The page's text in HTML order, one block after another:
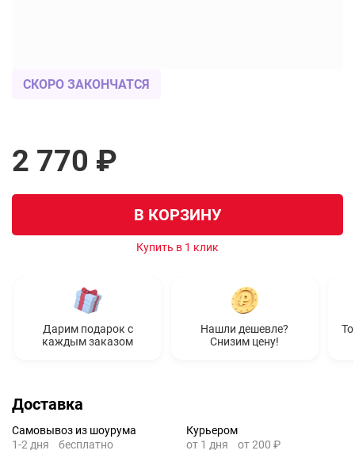
СКОРО ЗАКОНЧАТСЯ
2 770 ₽
В КОРЗИНУ
Купить в 1 клик
Дарим подарок с
каждым заказом
Нашли дешевле?
Снизим цену!
Доставка
Самовывоз из шоурума
1-2 дня
бесплатно
Курьером
от 1 дня
от 200 ₽